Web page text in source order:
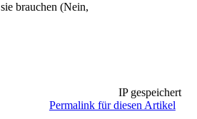
brauchen (Nein,
IP gespeichert
Permalink für diesen Artikel